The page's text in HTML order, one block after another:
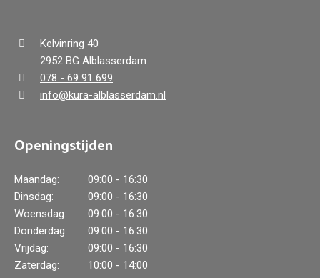
Kelvinring 40
2952 BG Alblasserdam
078 - 69 91 699
info@kura-alblasserdam.nl
Openingstijden
Maandag:
09:00 - 16:30
Dinsdag:
09:00 - 16:30
Woensdag:
09:00 - 16:30
Donderdag:
09:00 - 16:30
Vrijdag:
09:00 - 16:30
Zaterdag:
10:00 - 14:00